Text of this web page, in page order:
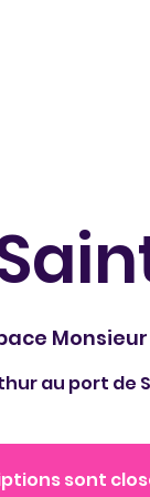
au port de
sont